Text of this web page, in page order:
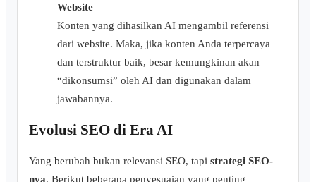
Website
Konten yang dihasilkan AI mengambil referensi
dari website. Maka, jika konten Anda terpercaya
dan terstruktur baik, besar kemungkinan akan
“dikonsumsi” oleh AI dan digunakan dalam
jawabannya.
Evolusi SEO di Era AI
Yang berubah bukan relevansi SEO, tapi strategi SEO-
nya. Berikut beberapa penyesuaian yang penting